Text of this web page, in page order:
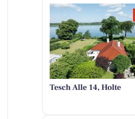
Tesch Alle 14, Holte